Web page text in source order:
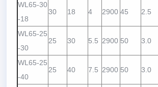
WL65-30
-18
30 18 4 2900 45 2.5
WL65-25
-30
25 30 5.5 2900 50 3.0
WL65-25
-40
25 40 7.5 2900 50 3.0